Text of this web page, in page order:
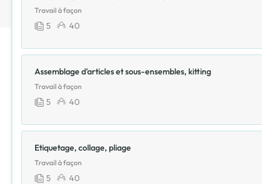
Travail à façon
5 40
Assemblage d'articles et sous-ensembles, kitting
Travail à façon
5 40
Etiquetage, collage, pliage
Travail à façon
5 40